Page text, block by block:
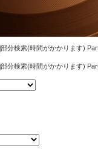
部分検索(時間がかかります)
部分検索(時間がかかります)